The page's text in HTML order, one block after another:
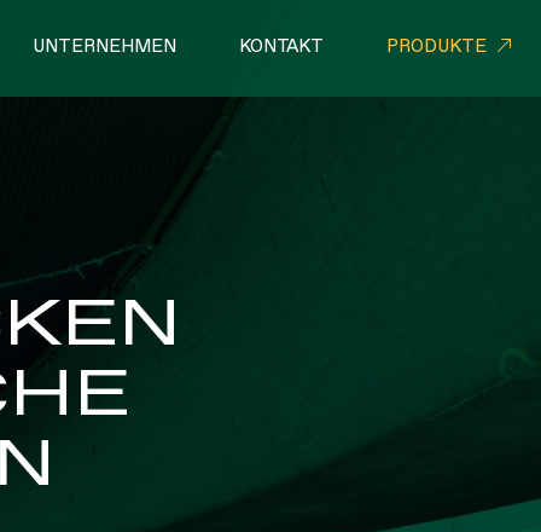
PRODUKTE
UNTERNEHMEN KONTAKT
NETZWERKE